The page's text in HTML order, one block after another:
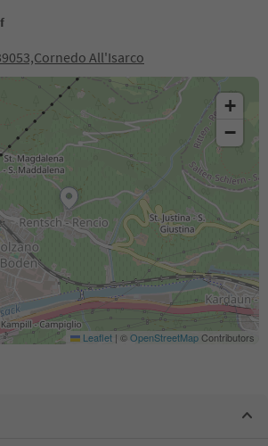
All'Isarco
+
−
Leaflet | ©OpenStreetMapContributors